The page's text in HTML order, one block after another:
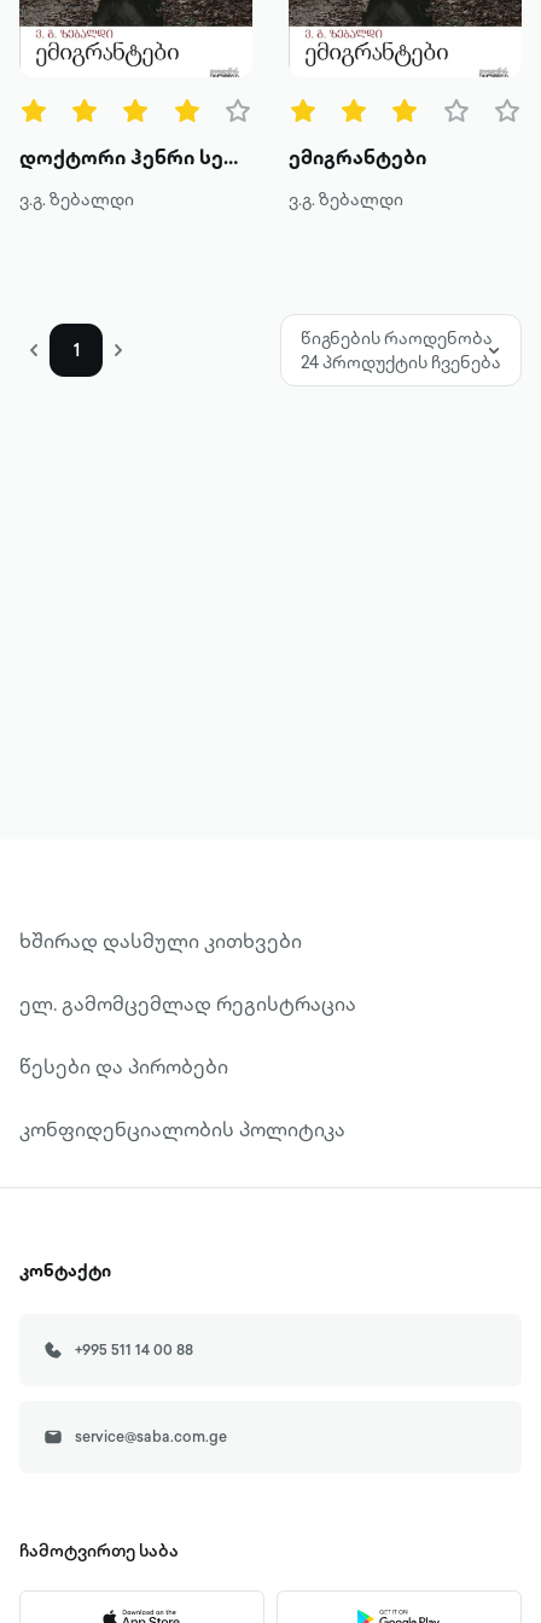
წიგნის ტიპები
ყველა
ტექსტური
ხმოვანი
მოთხრობა
რომანი
დოქტორი ჰენრი სელვინი
ვ.გ. ზებალდი
ემიგრანტები
ვ.გ. ზებალდი
1
წიგნების რაოდენობა
24 პროდუქტის ჩვენება
ხშირად დასმული კითხვები
ელ. გამომცემლად რეგისტრაცია
წესები და პირობები
კონფიდენციალობის პოლიტიკა
კონტაქტი
+995 511 14 00 88
service@saba.com.ge
ჩამოტვირთე საბა